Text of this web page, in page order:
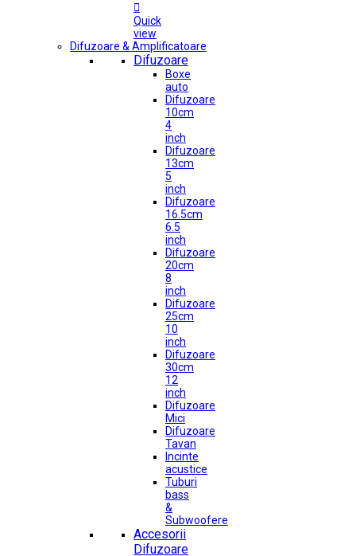

Quick
view
Difuzoare & Amplificatoare
Difuzoare
Boxe
auto
Difuzoare
10cm
4
inch
Difuzoare
13cm
5
inch
Difuzoare
16.5cm
6.5
inch
Difuzoare
20cm
8
inch
Difuzoare
25cm
10
inch
Difuzoare
30cm
12
inch
Difuzoare
Mici
Difuzoare
Tavan
Incinte
acustice
Tuburi
bass
&
Subwoofere
Accesorii
Difuzoare